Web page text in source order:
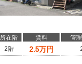
所在階 賃料
管
2階
2.5万円